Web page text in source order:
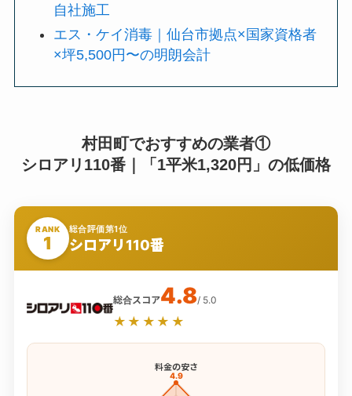
自社施工
エス・ケイ消毒｜仙台市拠点×国家資格者
×坪5,500円〜の明朗会計
村田町でおすすめの業者①
シロアリ110番｜「1平米1,320円」の低価格
RANK
1
総合評価第1位
シロアリ110番
総合スコア4.8/ 5.0
★★★★★
料金の安さ
4.9